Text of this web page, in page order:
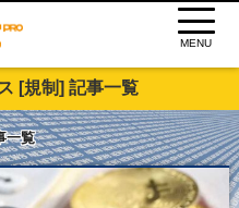
MENU
[規制] 記事一覧
一覧